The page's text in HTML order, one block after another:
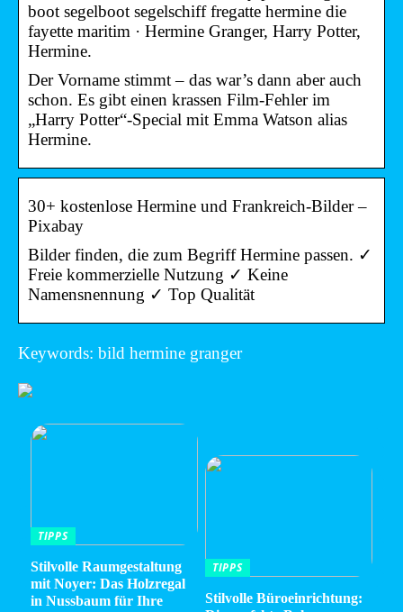
boot segelboot segelschiff fregatte hermine die
fayette maritim · Hermine Granger, Harry Potter,
Hermine.
Der Vorname stimmt – das war’s dann aber auch
schon. Es gibt einen krassen Film-Fehler im
„Harry Potter“-Special mit Emma Watson alias
Hermine.
30+ kostenlose Hermine und Frankreich-Bilder –
Pixabay
Bilder finden, die zum Begriff Hermine passen. ✓
Freie kommerzielle Nutzung ✓ Keine
Namensnennung ✓ Top Qualität
Keywords: bild hermine granger
TIPPS
Stilvolle Raumgestaltung
mit Noyer: Das Holzregal
in Nussbaum für Ihre
TIPPS
Stilvolle Büroeinrichtung: